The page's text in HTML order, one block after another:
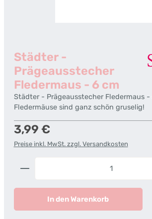
Städter -
Prägeausstecher
Fledermaus - 6 cm
Städter - Prägeausstecher Fledermaus
Fledermäuse sind ganz schön gruselig!
Regulärer Preis:
3,99 €
Preise inkl. MwSt. zzgl. Versandkosten
Produkt Anzahl: Gib den
In den Warenkorb